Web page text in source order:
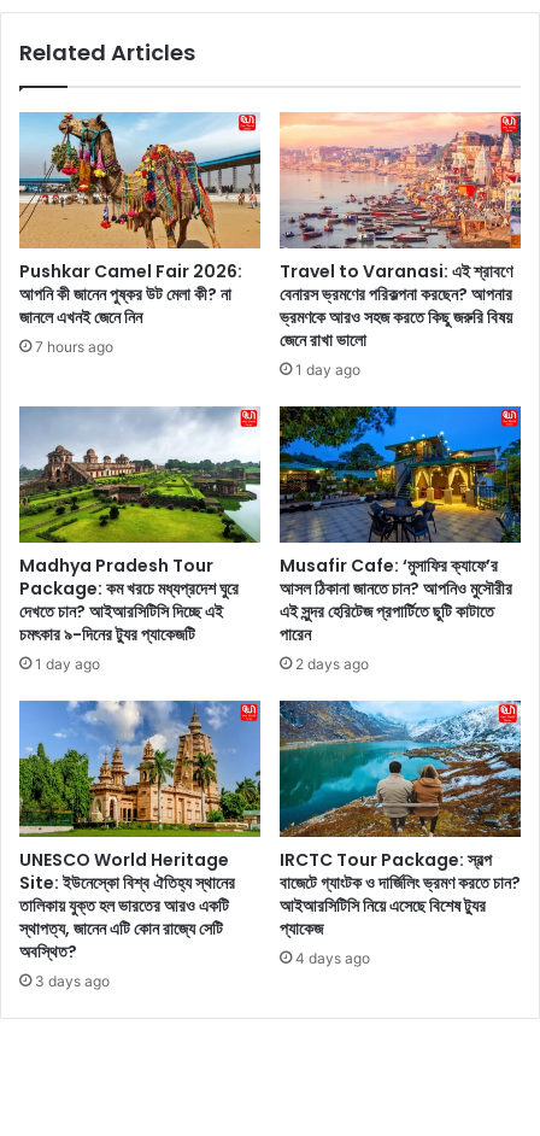
এ
র
কা
ড়
লে
ন
উ
র্ব
শী
রা
উ
লা
শং
সা
র
পা
শা
পা
শি
ধে
ক
টা
ক্ষে
র
ঝ
ড়
u
গ্রী
ষ্ম
কা
লে
সি
কে
ব্য
কে
বা
ড়ে
,
তা
এ
ড়া
নো
র
উ
জে
নে
নি
ন
Related Articles
Pushkar Camel Fair 2026:
আপনি কী জানেন পুষ্কর উট মেলা কী? না
জানলে এখনই জেনে নিন
7 hours ago
Travel to Varanasi: এই শ্রাবণে
বেনারস ভ্রমণের পরিকল্পনা করছেন? আপনার
ভ্রমণকে আরও সহজ করতে কিছু জরুরি বিষয়
জেনে রাখা ভালো
1 day ago
Madhya Pradesh Tour
Package: কম খরচে মধ্যপ্রদেশ ঘুরে
দেখতে চান? আইআরসিটিসি দিচ্ছে এই
চমৎকার ৯-দিনের ট্যুর প্যাকেজটি
1 day ago
Musafir Cafe: ‘মুসাফির ক্যাফে’র
আসল ঠিকানা জানতে চান? আপনিও মুসৌরীর
এই সুন্দর হেরিটেজ প্রপার্টিতে ছুটি কাটাতে
পারেন
2 days ago
UNESCO World Heritage
Site: ইউনেস্কো বিশ্ব ঐতিহ্য স্থানের
তালিকায় যুক্ত হল ভারতের আরও একটি
স্থাপত্য, জানেন এটি কোন রাজ্যে সেটি
অবস্থিত?
3 days ago
IRCTC Tour Package: স্বল্প
বাজেটে গ্যাংটক ও দার্জিলিং ভ্রমণ করতে চান?
আইআরসিটিসি নিয়ে এসেছে বিশেষ ট্যুর
প্যাকেজ
4 days ago